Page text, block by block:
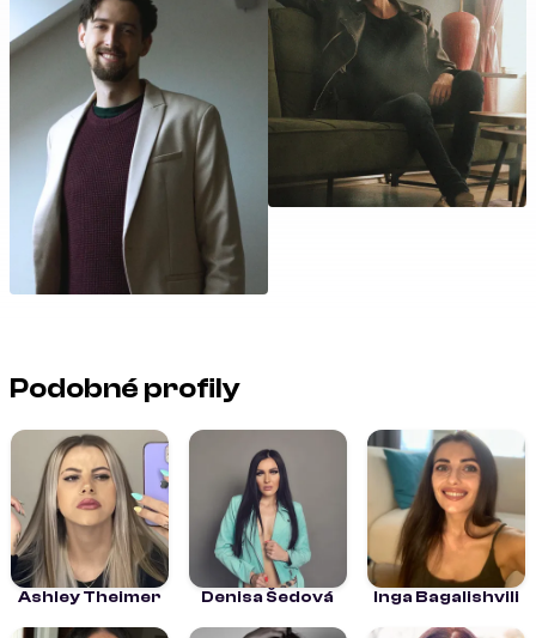
Podobné profily
Ashley Theimer Denisa Šedová Inga Bagalishvili